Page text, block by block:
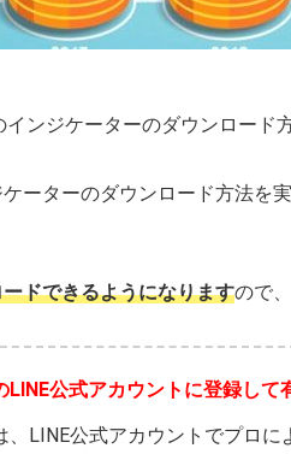
インジケーターのダウンロード
ーターのダウンロード方法を
ドできるようになりますので
LINE公式アカウントに登録して
、LINE公式アカウントでプロ